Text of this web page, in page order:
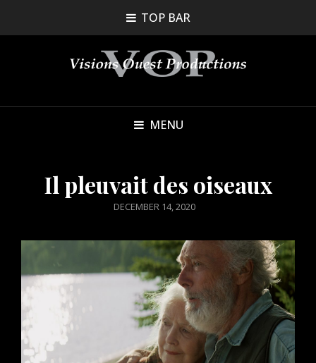
TOP BAR
MENU
Il pleuvait des oiseaux
POSTED
DECEMBER 14, 2020